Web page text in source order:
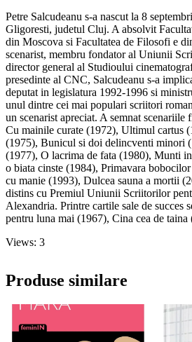
Petre Salcudeanu s-a nascut la 8
Gligoresti, judetul Cluj. A absolvit
din Moscova si Facultatea de Filosofi e
scenarist, membru fondator al Uniunii
director general al Studioului
presedinte al CNC, Salcudeanu s-a
deputat in legislatura 1992-1996 si
unul dintre cei mai populari scriitori
un scenarist apreciat. A semnat scenariile
Cu mainile curate (1972), Ultimul cartus
(1975), Bunicul si doi delincventi minori
(1977), O lacrima de fata (1980), Munti
o biata cinste (1984), Primavara
cu manie (1993), Dulcea sauna a mortii
distins cu Premiul Uniunii Scriitorilor
Alexandria. Printre cartile sale de succes
pentru luna mai (1967), Cina cea de taina
Views: 3
Produse similare